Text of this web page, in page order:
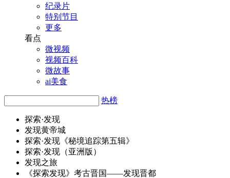
纪录片
特别节目
更多
看点
微视频
视频百科
微故事
ai美食
热榜
探索·发现
发现黄帝城
探索·发现《秘境追踪第五辑》
探索·发现（亚洲版）
发现之旅
《探索发现》考古晋国——发现晋都